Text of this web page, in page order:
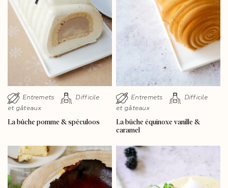
Entremets
et gâteaux
Difficile
La bûche pomme & spéculoos
Entremets
et gâteaux
Difficile
La bûche équinoxe vanille &
caramel